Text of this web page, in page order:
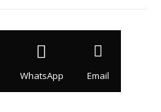
WhatsApp Email